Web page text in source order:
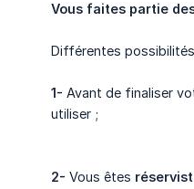
Vous faites partie
Différentes
1- Avant de finaliser
utiliser ;
2- Vous êtes